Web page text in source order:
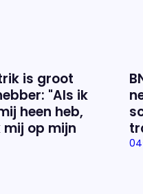
is groot
"Als ik
heen heb,
mij op mijn